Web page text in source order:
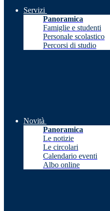
Servizi
Panoramica
Famiglie e studenti
Personale scolastico
Percorsi di studio
Novità
Panoramica
Le notizie
Le circolari
Calendario eventi
Albo online